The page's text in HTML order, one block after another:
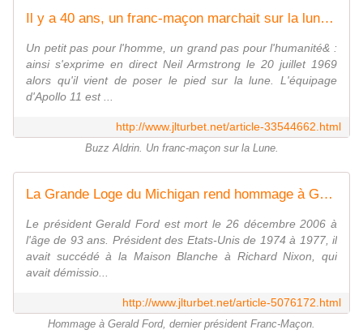
Il y a 40 ans, un franc-maçon marchait sur la lune : Buzz Aldrin. - Bloc notes de Jean-Laurent, sur la Franc-Maçonnerie et les Spiritualités. Blog maçonnique et spirituel francophone. Initiation, parcours et découverte.
Un petit pas pour l'homme, un grand pas pour l'humanité& :
ainsi s'exprime en direct Neil Armstrong le 20 juillet 1969
alors qu'il vient de poser le pied sur la lune. L'équipage
d'Apollo 11 est ...
http://www.jlturbet.net/article-33544662.html
Buzz Aldrin. Un franc-maçon sur la Lune.
La Grande Loge du Michigan rend hommage à Gerald Ford, dernier président des Etats-Unis franc-maçon. - Bloc notes de Jean-Laurent, sur la Franc-Maçonnerie et les Spiritualités. Blog maçonnique et spirituel francophone. Initiation, parcours et découverte.
Le président Gerald Ford est mort le 26 décembre 2006 à
l'âge de 93 ans. Président des Etats-Unis de 1974 à 1977, il
avait succédé à la Maison Blanche à Richard Nixon, qui
avait démissio...
http://www.jlturbet.net/article-5076172.html
Hommage à Gerald Ford, dernier président Franc-Maçon.